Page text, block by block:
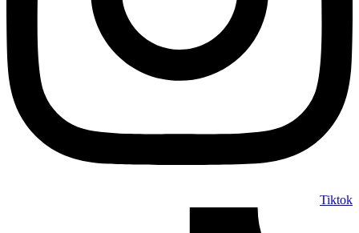
Tiktok